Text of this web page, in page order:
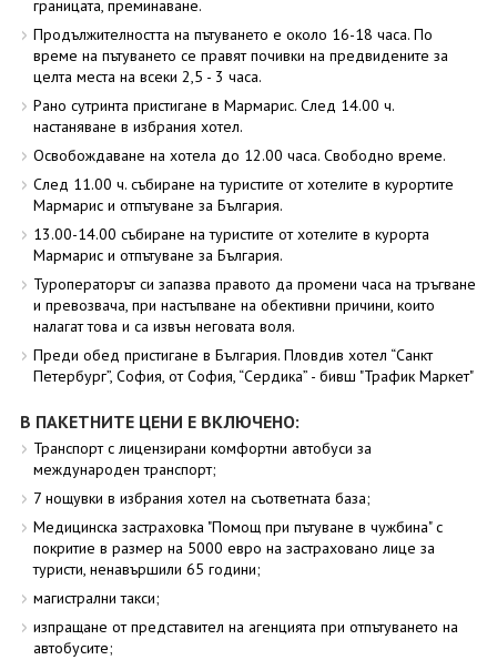
границата, преминаване.
Продължителността на пътуването е около 16-18 часа. По
време на пътуването се правят почивки на предвидените за
целта места на всеки 2,5 - 3 часа.
Рано сутринта пристигане в Мармарис. След 14.00 ч.
настаняване в избрания хотел.
Освобождаване на хотела до 12.00 часа. Свободно време.
След 11.00 ч. събиране на туристите от хотелите в курортите
Мармарис и отпътуване за България.
13.00-14.00 събиране на туристите от хотелите в курорта
Мармарис и отпътуване за България.
Туроператорът си запазва правото да промени часа на тръгване
и превозвача, при настъпване на обективни причини, които
налагат това и са извън неговата воля.
Преди обед пристигане в България. Пловдив хотел “Санкт
Петербург”, София, от София, “Сердика” - бивш "Трафик Маркет"
В ПАКЕТНИТЕ ЦЕНИ Е ВКЛЮЧЕНО:
Транспорт с лицензирани комфортни автобуси за
международен транспорт;
7 нощувки в избрания хотел на съответната база;
Медицинска застраховка "Помощ при пътуване в чужбина" с
покритие в размер на 5000 евро на застраховано лице за
туристи, ненавършили 65 години;
магистрални такси;
изпращане от представител на агенцията при отпътуването на
автобусите;